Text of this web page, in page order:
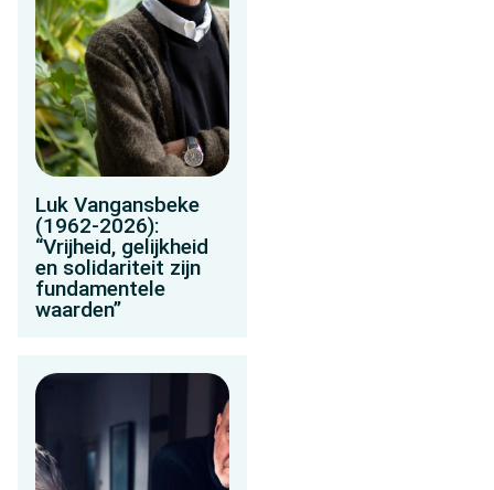
Luk Vangansbeke
(1962-2026):
“Vrijheid, gelijkheid
en solidariteit zijn
fundamentele
waarden”